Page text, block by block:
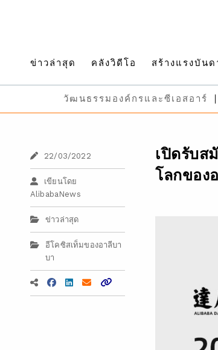
ข่าวล่าสุด คลังวิดีโอ สร้างแรงบันด
วัฒนธรรมองค์กรและซีเอสอาร์
22/03/2022
เขียนโดย
AlibabaNews
ข่าวล่าสุด
อีโคซิสเท็มของอาลีบา
บา
เปิดรับส
โลกของ